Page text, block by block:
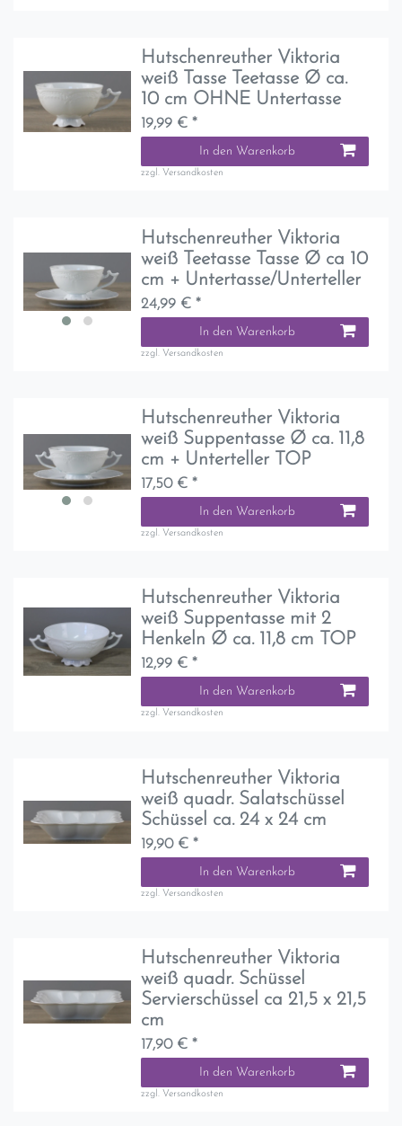
Hutschenreuther Viktoria
weiß Tasse Teetasse Ø ca.
10 cm OHNE Untertasse
19,99 € *
In den Warenkorb
zzgl. Versandkosten
Hutschenreuther Viktoria
weiß Teetasse Tasse Ø ca 10
cm + Untertasse/Unterteller
24,99 € *
In den Warenkorb
zzgl. Versandkosten
Hutschenreuther Viktoria
weiß Suppentasse Ø ca. 11,8
cm + Unterteller TOP
17,50 € *
In den Warenkorb
zzgl. Versandkosten
Hutschenreuther Viktoria
weiß Suppentasse mit 2
Henkeln Ø ca. 11,8 cm TOP
12,99 € *
In den Warenkorb
zzgl. Versandkosten
Hutschenreuther Viktoria
weiß quadr. Salatschüssel
Schüssel ca. 24 x 24 cm
19,90 € *
In den Warenkorb
zzgl. Versandkosten
Hutschenreuther Viktoria
weiß quadr. Schüssel
Servierschüssel ca 21,5 x 21,5
cm
17,90 € *
In den Warenkorb
zzgl. Versandkosten